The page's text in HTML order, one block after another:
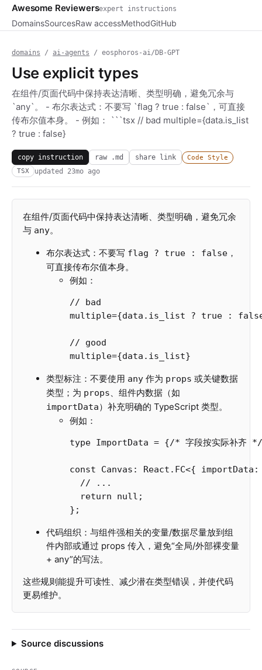
Awesome Reviewersexpert instructions
DomainsSourcesRaw accessMethodGitHub
domains / ai-agents / eosphoros-ai/DB-GPT
Use explicit types
在组件/页面代码中保持表达清晰、类型明确，避免冗余与
`any`。 - 布尔表达式：不要写 `flag ? true : false`，可直接
传布尔值本身。 - 例如： ```tsx // bad multiple={data.is_list
? true : false}
copy instruction raw .md share link
Code Style
TSX
updated 23mo ago
在组件/页面代码中保持表达清晰、类型明确，避免冗余
与 any。
布尔表达式：不要写 flag ? true : false ，
可直接传布尔值本身。
例如：
// bad
multiple={data . is_list ? true :
// good
multiple={data . is_list}
类型标注：不要使用 any 作为 props 或关键数据
类型；为 props、组件内数据（如
importData）补充明确的 TypeScript 类型。
例如：
type ImportData = {/* 字段按实际补齐 */
const Canvas : React . FC<{ importData :
// ...
return
null ;
};
代码组织：与组件强相关的变量/数据尽量放到组
件内部或通过 props 传入，避免“全局/外部裸变量
+ any”的写法。
这些规则能提升可读性、减少潜在类型错误，并使代码
更易维护。
Source discussions